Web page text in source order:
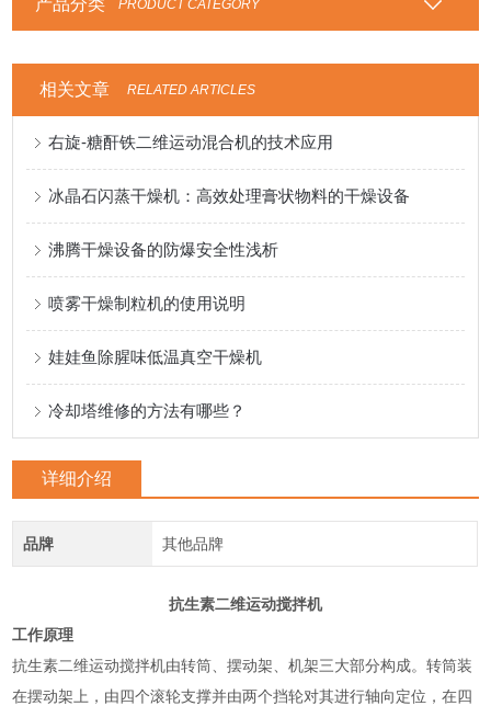
PRODUCT CATEGORY
相关文章 RELATED ARTICLES
右旋-糖酐铁二维运动混合机的技术应用
冰晶石闪蒸干燥机：高效处理膏状物料的干燥设备
沸腾干燥设备的防爆安全性浅析
喷雾干燥制粒机的使用说明
娃娃鱼除腥味低温真空干燥机
冷却塔维修的方法有哪些？
详细介绍
品牌 其他品牌
抗生素二维运动搅拌机
工作原理
抗生素二维运动搅拌机由转筒、摆动架、机架三大部分构成。转筒装
在摆动架上，由四个滚轮支撑并由两个挡轮对其进行轴向定位，在四